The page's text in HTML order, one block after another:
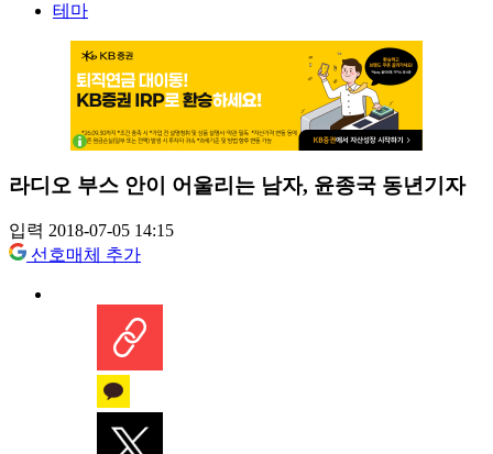
테마
라디오 부스 안이 어울리는 남자, 윤종국 동년기자
입력 2018-07-05 14:15
선호매체 추가